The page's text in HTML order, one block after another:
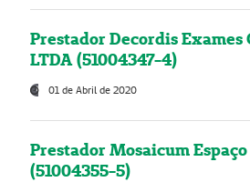
Prestador Decordis
LTDA (51004347-4)
01 de Abril de 2020
Prestador Mosaicum
(51004355-5)